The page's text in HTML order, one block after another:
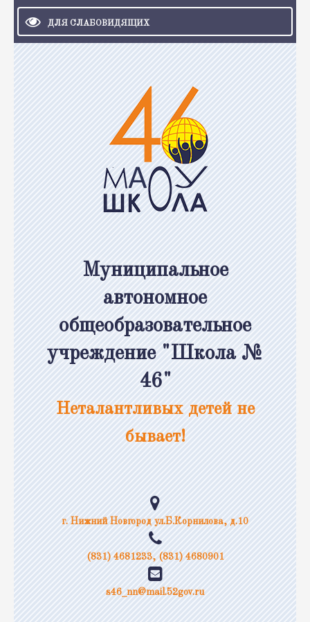
ДЛЯ СЛАБОВИДЯЩИХ
Муниципальное
автономное
общеобразовательное
учреждение "Школа №
46"
Неталантливых детей не
бывает!
г. Нижний Новгород ул.Б.Корнилова, д.10
(831) 4681233, (831) 4680901
s46_nn@mail.52gov.ru